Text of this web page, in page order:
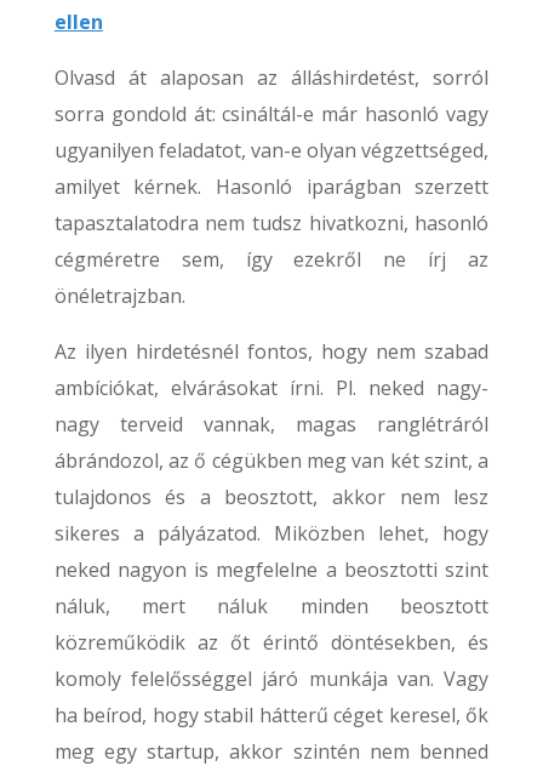
ellen
Olvasd át alaposan az álláshirdetést, sorról
sorra gondold át: csináltál-e már hasonló vagy
ugyanilyen feladatot, van-e olyan végzettséged,
amilyet kérnek. Hasonló iparágban szerzett
tapasztalatodra nem tudsz hivatkozni, hasonló
cégméretre sem, így ezekről ne írj az
önéletrajzban.
Az ilyen hirdetésnél fontos, hogy nem szabad
ambíciókat, elvárásokat írni. Pl. neked nagy-
nagy terveid vannak, magas ranglétráról
ábrándozol, az ő cégükben meg van két szint, a
tulajdonos és a beosztott, akkor nem lesz
sikeres a pályázatod. Miközben lehet, hogy
neked nagyon is megfelelne a beosztotti szint
náluk, mert náluk minden beosztott
közreműködik az őt érintő döntésekben, és
komoly felelősséggel járó munkája van. Vagy
ha beírod, hogy stabil hátterű céget keresel, ők
meg egy startup, akkor szintén nem benned